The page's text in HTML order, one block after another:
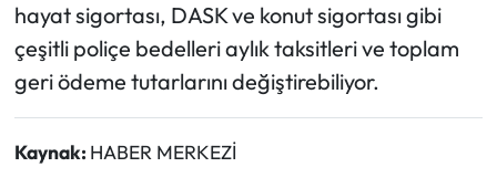
hayat sigortası, DASK ve konut sigortası gibi
çeşitli poliçe bedelleri aylık taksitleri ve toplam
geri ödeme tutarlarını değiştirebiliyor.
Kaynak: HABER MERKEZİ